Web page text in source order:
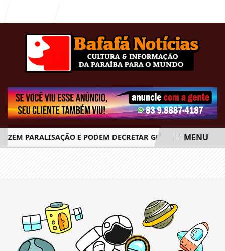
PARALISAÇÃO E PODEM DECRETAR GREVE GERAL A
MENU